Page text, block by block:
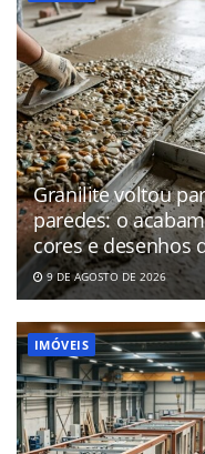
Granilite voltou
paredes: o
cores e desenhos
9 DE AGOSTO DE 2026
IMÓVEIS